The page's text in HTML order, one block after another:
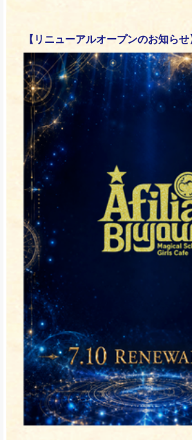
【リニューアルオープンのお知ら